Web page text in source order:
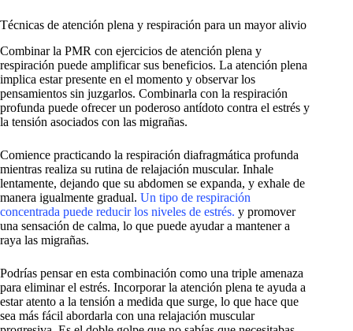
Técnicas de atención plena y respiración para un mayor alivio
Combinar la PMR con ejercicios de atención plena y
respiración puede amplificar sus beneficios. La atención plena
implica estar presente en el momento y observar los
pensamientos sin juzgarlos. Combinarla con la respiración
profunda puede ofrecer un poderoso antídoto contra el estrés y
la tensión asociados con las migrañas.
Comience practicando la respiración diafragmática profunda
mientras realiza su rutina de relajación muscular. Inhale
lentamente, dejando que su abdomen se expanda, y exhale de
manera igualmente gradual. Un tipo de respiración
concentrada puede reducir los niveles de estrés. y promover
una sensación de calma, lo que puede ayudar a mantener a
raya las migrañas.
Podrías pensar en esta combinación como una triple amenaza
para eliminar el estrés. Incorporar la atención plena te ayuda a
estar atento a la tensión a medida que surge, lo que hace que
sea más fácil abordarla con una relajación muscular